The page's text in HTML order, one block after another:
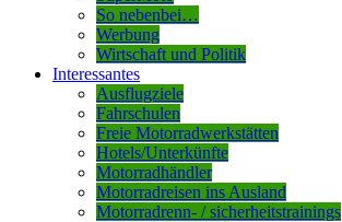
So nebenbei…
Werbung
Wirtschaft und Politik
Interessantes
Ausflugziele
Fahrschulen
Freie Motorradwerkstätten
Hotels/Unterkünfte
Motorradhändler
Motorradreisen ins Ausland
Motorradrenn- / sicherheitstrainings